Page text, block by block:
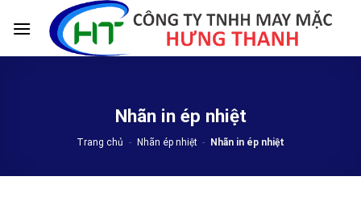
Nhãn in ép nhiệt
Trang chủ - Nhãn ép nhiệt - Nhãn in ép nhiệt